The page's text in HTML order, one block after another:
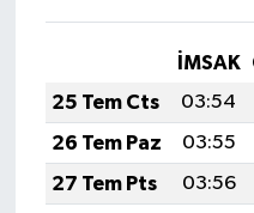
İMSAK
25 Tem Cts
03:54
26 Tem Paz
03:55
27 Tem Pts
03:56